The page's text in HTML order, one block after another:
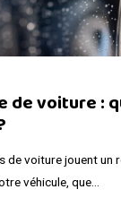
de voiture :
de voiture jouent un
véhicule, que…